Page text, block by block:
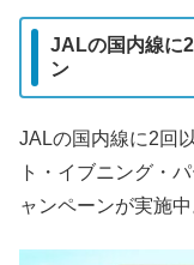
JALの国内線に
ン
JALの国内線に2回
ト・イブニング・
ャンペーンが実施中